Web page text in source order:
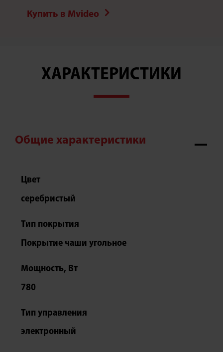
Купить в Mvideo
ХАРАКТЕРИСТИКИ
Общие характеристики
Цвет
серебристый
Тип покрытия
Покрытие чаши угольное
Мощность, Вт
780
Тип управления
электронный